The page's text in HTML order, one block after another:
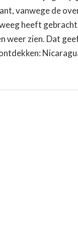
vanwege de
heeft
weer zien. Dat